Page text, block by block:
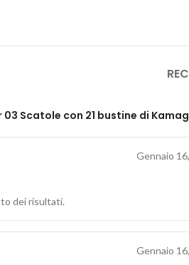
03 Scatole con 21 bustine di
Gennaio
dei risultati.
Gennaio